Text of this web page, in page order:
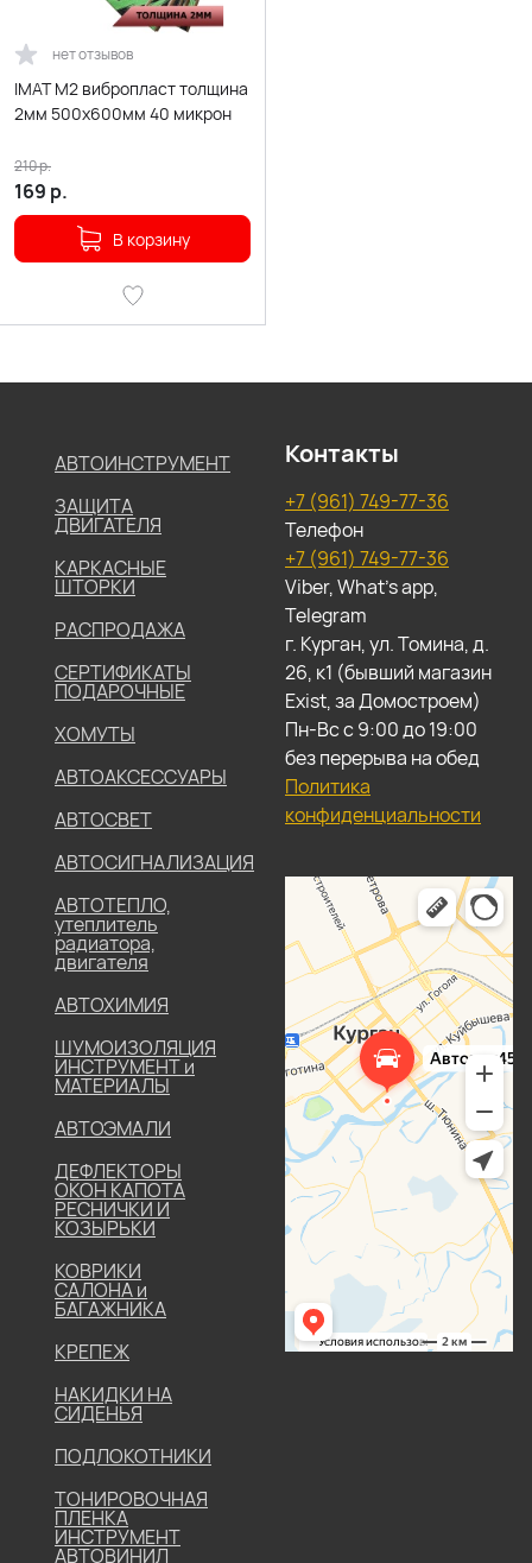
нет отзывов
IMAT M2 вибропласт толщина
2мм 500х600мм 40 микрон
169 р.
210р.
В корзину
АВТОИНСТРУМЕНТ
ЗАЩИТА
ДВИГАТЕЛЯ
КАРКАСНЫЕ
ШТОРКИ
РАСПРОДАЖА
СЕРТИФИКАТЫ
ПОДАРОЧНЫЕ
ХОМУТЫ
АВТОАКСЕССУАРЫ
АВТОСВЕТ
АВТОСИГНАЛИЗАЦИЯ
АВТОТЕПЛО,
утеплитель
радиатора,
двигателя
АВТОХИМИЯ
ШУМОИЗОЛЯЦИЯ
ИНСТРУМЕНТ и
МАТЕРИАЛЫ
АВТОЭМАЛИ
ДЕФЛЕКТОРЫ
ОКОН КАПОТА
РЕСНИЧКИ И
КОЗЫРЬКИ
КОВРИКИ
САЛОНА и
БАГАЖНИКА
КРЕПЕЖ
НАКИДКИ НА
СИДЕНЬЯ
ПОДЛОКОТНИКИ
ТОНИРОВОЧНАЯ
ПЛЕНКА
ИНСТРУМЕНТ
АВТОВИНИЛ
Контакты
+7 (961) 749-77-36
Телефон
+7 (961) 749-77-36
Viber, What's app,
Telegram
г. Курган, ул. Томина, д.
26, к1 (бывший магазин
Exist, за Домостроем)
Пн-Вс с 9:00 до 19:00
без перерыва на обед
Политика
конфиденциальности